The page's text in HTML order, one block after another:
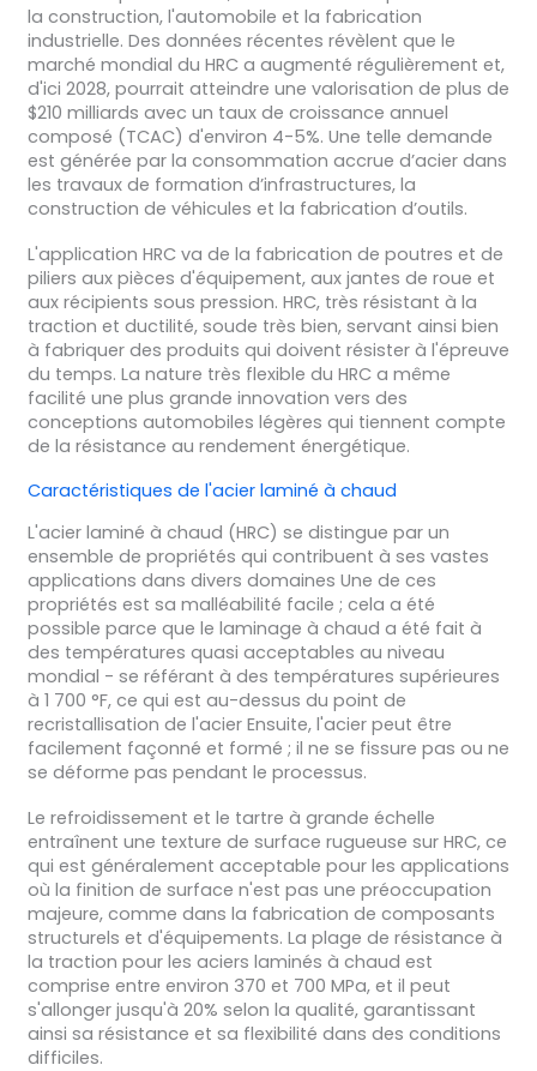
la construction, l'automobile et la fabrication
industrielle. Des données récentes révèlent que le
marché mondial du HRC a augmenté régulièrement et,
d'ici 2028, pourrait atteindre une valorisation de plus de
$210 milliards avec un taux de croissance annuel
composé (TCAC) d'environ 4-5%. Une telle demande
est générée par la consommation accrue d’acier dans
les travaux de formation d’infrastructures, la
construction de véhicules et la fabrication d’outils.
L'application HRC va de la fabrication de poutres et de
piliers aux pièces d'équipement, aux jantes de roue et
aux récipients sous pression. HRC, très résistant à la
traction et ductilité, soude très bien, servant ainsi bien
à fabriquer des produits qui doivent résister à l'épreuve
du temps. La nature très flexible du HRC a même
facilité une plus grande innovation vers des
conceptions automobiles légères qui tiennent compte
de la résistance au rendement énergétique.
Caractéristiques de l'acier laminé à chaud
L'acier laminé à chaud (HRC) se distingue par un
ensemble de propriétés qui contribuent à ses vastes
applications dans divers domaines Une de ces
propriétés est sa malléabilité facile ; cela a été
possible parce que le laminage à chaud a été fait à
des températures quasi acceptables au niveau
mondial - se référant à des températures supérieures
à 1 700 °F, ce qui est au-dessus du point de
recristallisation de l'acier Ensuite, l'acier peut être
facilement façonné et formé ; il ne se fissure pas ou ne
se déforme pas pendant le processus.
Le refroidissement et le tartre à grande échelle
entraînent une texture de surface rugueuse sur HRC, ce
qui est généralement acceptable pour les applications
où la finition de surface n'est pas une préoccupation
majeure, comme dans la fabrication de composants
structurels et d'équipements. La plage de résistance à
la traction pour les aciers laminés à chaud est
comprise entre environ 370 et 700 MPa, et il peut
s'allonger jusqu'à 20% selon la qualité, garantissant
ainsi sa résistance et sa flexibilité dans des conditions
difficiles.